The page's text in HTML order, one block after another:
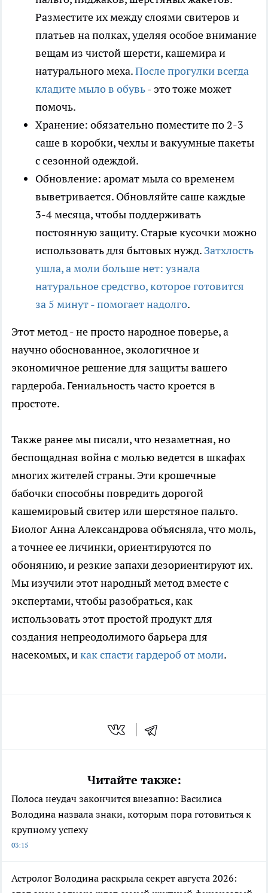
Разместите их между слоями свитеров и
платьев на полках, уделяя особое внимание
вещам из чистой шерсти, кашемира и
натурального меха.После прогулки всегда
кладите мыло в обувь- это тоже может
помочь.
Хранение: обязательно поместите по 2-3
саше в коробки, чехлы и вакуумные пакеты
с сезонной одеждой.
Обновление: аромат мыла со временем
выветривается. Обновляйте саше каждые
3-4 месяца, чтобы поддерживать
постоянную защиту. Старые кусочки можно
использовать для бытовых нужд. Затхлость
ушла, а моли больше нет: узнала
натуральное средство, которое готовится
за 5 минут - помогает надолго.
Этот метод - не просто народное поверье, а
научно обоснованное, экологичное и
экономичное решение для защиты вашего
гардероба. Гениальность часто кроется в
простоте.
Также ранее мы писали, что незаметная, но
беспощадная война с молью ведется в шкафах
многих жителей страны. Эти крошечные
бабочки способны повредить дорогой
кашемировый свитер или шерстяное пальто.
Биолог Анна Александрова объясняла, что моль,
а точнее ее личинки, ориентируются по
обонянию, и резкие запахи дезориентируют их.
Мы изучили этот народный метод вместе с
экспертами, чтобы разобраться, как
использовать этот простой продукт для
создания непреодолимого барьера для
насекомых, икак спасти гардероб от моли.
Читайте также:
Полоса неудач закончится внезапно: Василиса
Володина назвала знаки, которым пора готовиться к
крупному успеху
03:15
Астролог Володина раскрыла секрет августа 2026: